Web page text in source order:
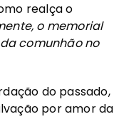
realça o
o memorial
comunhão no
do passado,
por amor da